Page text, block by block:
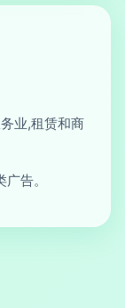
业,租赁和商
告。